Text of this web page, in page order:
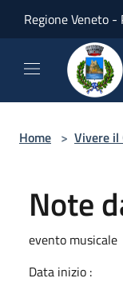
Regione Veneto -
Home > Vivere il
Note
evento musicale
Data inizio :